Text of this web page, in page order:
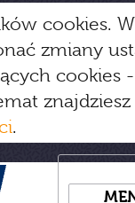
cookies.
zmiany
cookies
.